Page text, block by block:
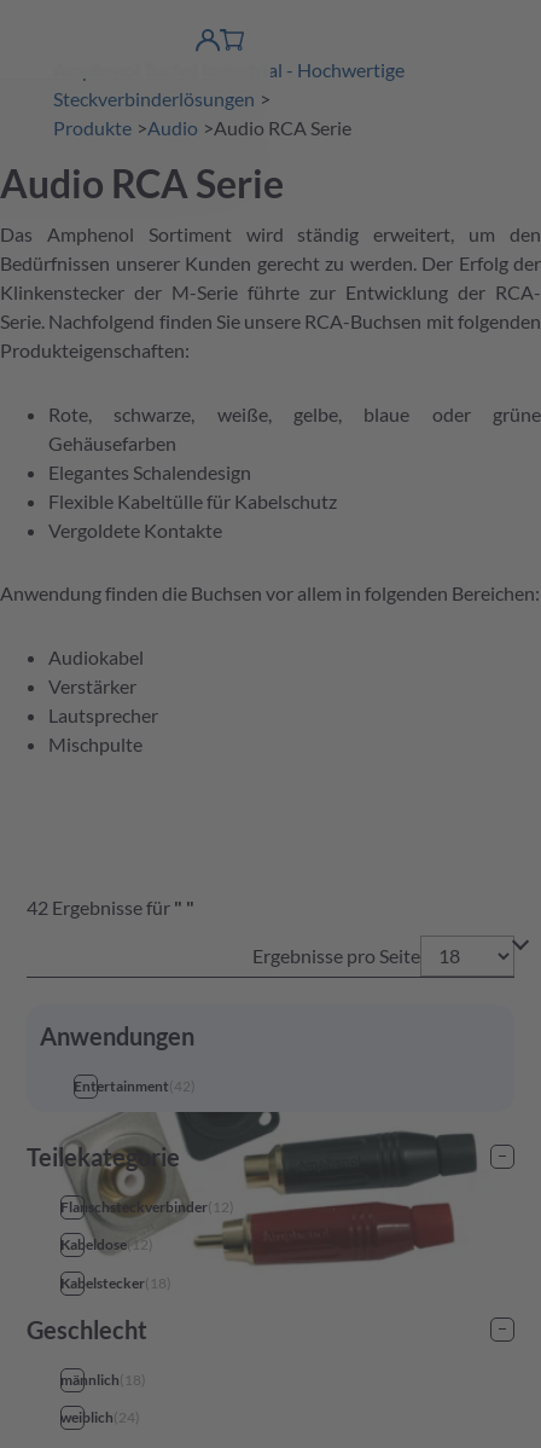
Produktfinder
Warenkorb
Amphenol Tuchel Industrial - Hochwertige
Steckverbinderlösungen
Produkte
Audio Audio RCA Serie
Audio RCA Serie
Das Amphenol Sortiment wird ständig erweitert, um den
Bedürfnissen unserer Kunden gerecht zu werden. Der Erfolg der
Klinkenstecker der M-Serie führte zur Entwicklung der RCA-
Serie. Nachfolgend finden Sie unsere RCA-Buchsen mit folgenden
Produkteigenschaften:
Rote, schwarze, weiße, gelbe, blaue oder grüne
Gehäusefarben
Elegantes Schalendesign
Flexible Kabeltülle für Kabelschutz
Vergoldete Kontakte
Anwendung finden die Buchsen vor allem in folgenden Bereichen:
Audiokabel
Verstärker
Lautsprecher
Mischpulte
42 Ergebnissefür " "
Ergebnisse pro Seite
Anwendungen
Entertainment(42)
Teilekategorie
Flanschsteckverbinder( 12)
Kabeldose(12)
Kabelstecker( 18)
Geschlecht
männlich( 18)
weiblich(24)